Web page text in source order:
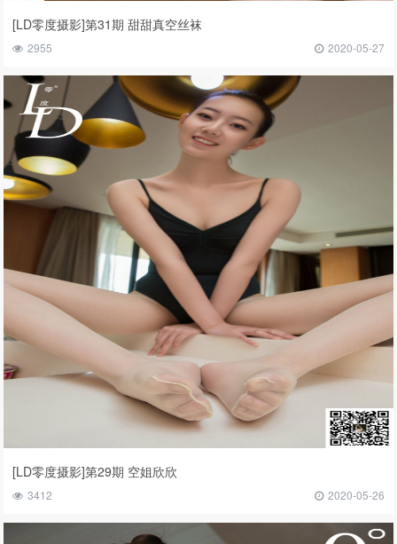
[LD零度摄影]第31期 甜甜真空丝袜
2955 2020-05-27
[LD零度摄影]第29期 空姐欣欣
3412 2020-05-26